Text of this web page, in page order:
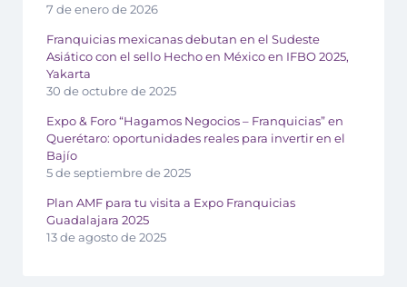
7 de enero de 2026
Franquicias mexicanas debutan en el Sudeste
Asiático con el sello Hecho en México en IFBO 2025,
Yakarta
30 de octubre de 2025
Expo & Foro “Hagamos Negocios – Franquicias” en
Querétaro: oportunidades reales para invertir en el
Bajío
5 de septiembre de 2025
Plan AMF para tu visita a Expo Franquicias
Guadalajara 2025
13 de agosto de 2025